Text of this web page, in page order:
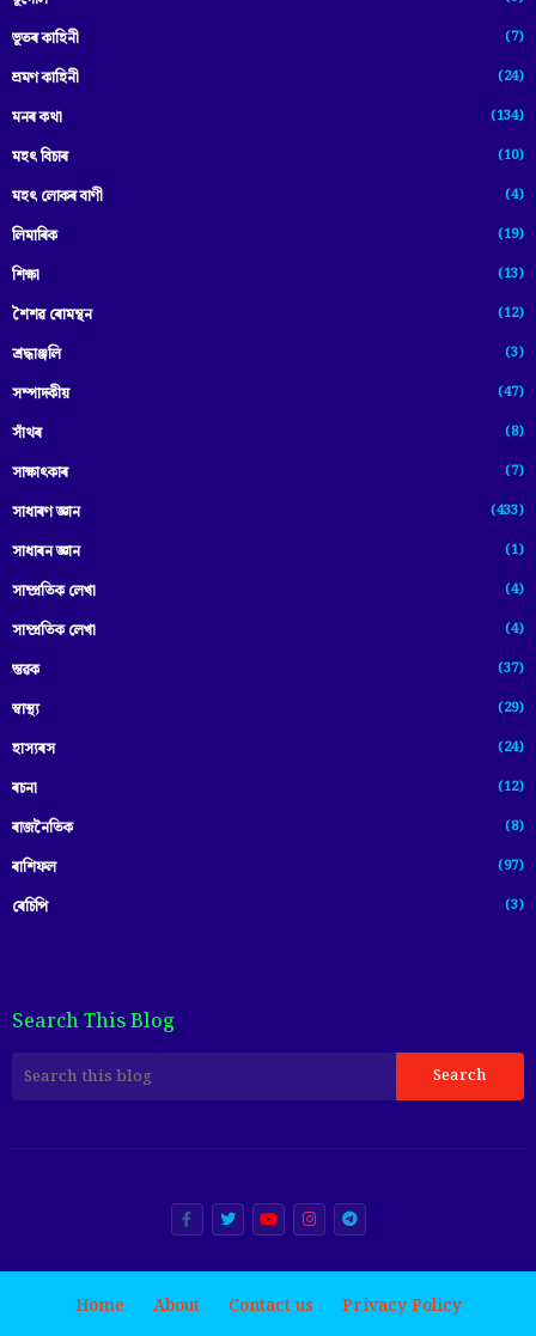
ভূতৰ কাহিনী (7)
ভ্ৰমণ কাহিনী (24)
মনৰ কথা (134)
মহৎ বিচাৰ (10)
মহৎ লোকৰ বাণী (4)
লিমাৰিক (19)
শিক্ষা (13)
শৈশৱ ৰোমন্থন (12)
শ্ৰদ্ধাঞ্জলি (3)
সম্পাদকীয় (47)
সাঁথৰ (8)
সাক্ষাৎকাৰ (7)
সাধাৰণ জ্ঞান (433)
সাধাৰন জ্ঞান (1)
সাম্প্রতিক লেখা (4)
সাম্প্ৰতিক লেখা (4)
স্তৱক (37)
স্বাস্থ্য (29)
হাস্যৰস (24)
ৰচনা (12)
ৰাজনৈতিক (8)
ৰাশিফল (97)
ৰেচিপি (3)
Search This Blog
Home About Contact us Privacy Policy